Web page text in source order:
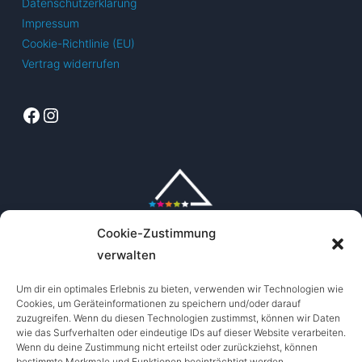
Cookie-Zustimmung
verwalten
Um dir ein optimales Erlebnis zu bieten, verwenden wir Technologien wie
Cookies, um Geräteinformationen zu speichern und/oder darauf
zuzugreifen. Wenn du diesen Technologien zustimmst, können wir Daten
wie das Surfverhalten oder eindeutige IDs auf dieser Website verarbeiten.
Wenn du deine Zustimmung nicht erteilst oder zurückziehst, können
Impressum
Cookie-Richtlinie (EU)
Vertrag widerrufen
Facebook
Instagram